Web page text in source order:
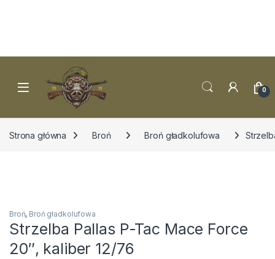
0
Strona główna Broń Broń gładkolufowa
Broń, Broń gładkolufowa
Strzelba Pallas P-Tac Mace Force
20″, kaliber 12/76